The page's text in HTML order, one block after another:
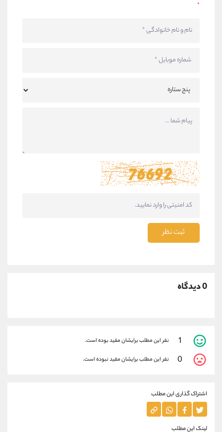
*
ثبت نظر
0 دیدگاه
1 نفر این مطلب برایشان مفید بوده است.
0 نفر این مطلب برایشان مفید نبوده است.
اشتراک گذاری این مطلب
لینک این مطلب